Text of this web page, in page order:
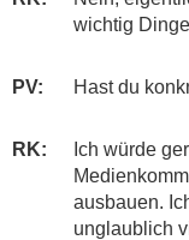
wichtig
PV: Hast du
RK:
Ich würde
ausbauen.
unglaublich